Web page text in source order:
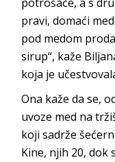
pravi, domaći
pod medom
sirup“, kaže
koja je
Ona kaže da se,
uvoze med na
koji sadrže
Kine, njih 20, dok